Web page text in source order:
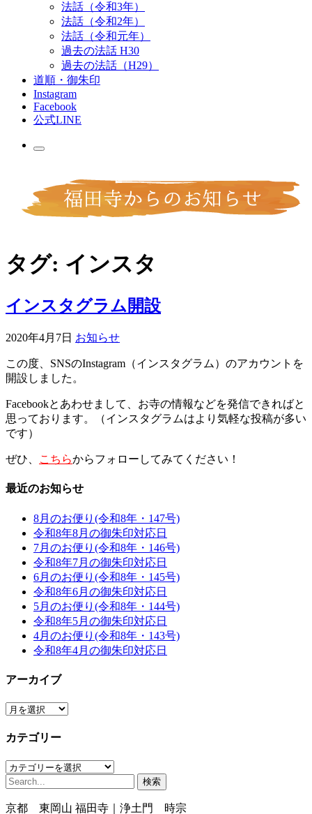
法話（令和3年）
法話（令和2年）
法話（令和元年）
過去の法話 H30
過去の法話（H29）
道順・御朱印
Instagram
Facebook
公式LINE
タグ: インスタ
インスタグラム開設
2020年4月7日 お知らせ
この度、SNSのInstagram（インスタグラム）のアカウントを
開設しました。
Facebookとあわせまして、お寺の情報などを発信できればと
思っております。（インスタグラムはより気軽な投稿が多い
です）
ぜひ、 こちらからフォローしてみてください！
最近のお知らせ
8月のお便り(令和8年・147号)
令和8年8月の御朱印対応日
7月のお便り(令和8年・146号)
令和8年7月の御朱印対応日
6月のお便り(令和8年・145号)
令和8年6月の御朱印対応日
5月のお便り(令和8年・144号)
令和8年5月の御朱印対応日
4月のお便り(令和8年・143号)
令和8年4月の御朱印対応日
アーカイブ
ア
カ
ブ
カテゴリー
カ
テ
リ
検
京都 東岡山 福田寺｜浄土門 時宗